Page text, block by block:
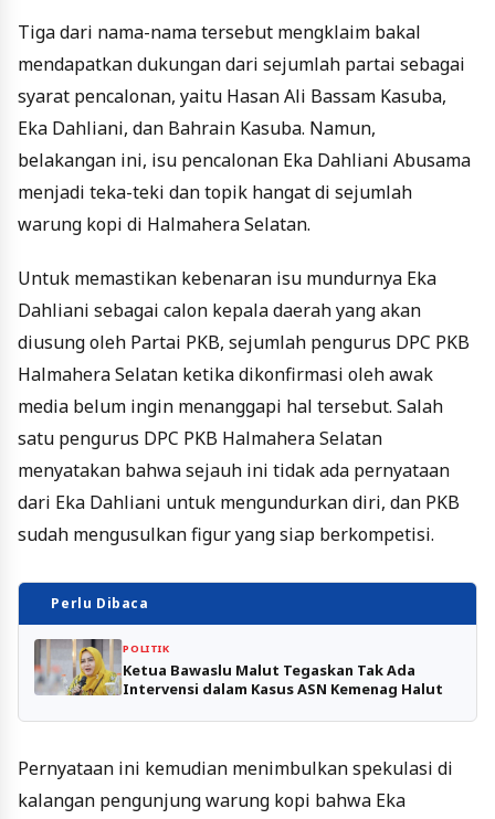
Tiga dari nama-nama tersebut mengklaim bakal
mendapatkan dukungan dari sejumlah partai sebagai
syarat pencalonan, yaitu Hasan Ali Bassam Kasuba,
Eka Dahliani, dan Bahrain Kasuba. Namun,
belakangan ini, isu pencalonan Eka Dahliani Abusama
menjadi teka-teki dan topik hangat di sejumlah
warung kopi di Halmahera Selatan.
Untuk memastikan kebenaran isu mundurnya Eka
Dahliani sebagai calon kepala daerah yang akan
diusung oleh Partai PKB, sejumlah pengurus DPC PKB
Halmahera Selatan ketika dikonfirmasi oleh awak
media belum ingin menanggapi hal tersebut. Salah
satu pengurus DPC PKB Halmahera Selatan
menyatakan bahwa sejauh ini tidak ada pernyataan
dari Eka Dahliani untuk mengundurkan diri, dan PKB
sudah mengusulkan figur yang siap berkompetisi.
Perlu Dibaca
POLITIK
Ketua Bawaslu Malut Tegaskan Tak Ada
Intervensi dalam Kasus ASN Kemenag Halut
Pernyataan ini kemudian menimbulkan spekulasi di
kalangan pengunjung warung kopi bahwa Eka